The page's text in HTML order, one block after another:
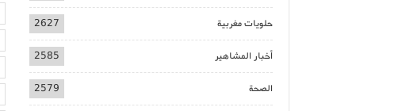
حلويات مغربية 2627
أخبار المشاهير 2585
الصحة 2579